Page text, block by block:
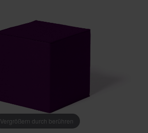
Vergrößern durch berühren